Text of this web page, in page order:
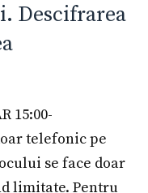
Descifrarea
15:00-
telefonic pe
se face doar
limitate. Pentru